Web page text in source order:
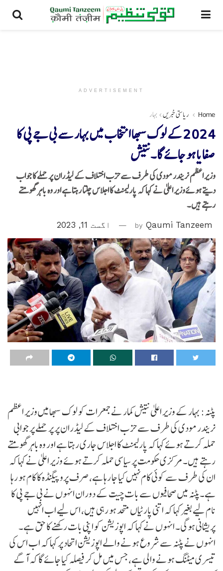
ADVERTISEMENT
Home ریاستی خبریں بہار
2024 کے لوک سبھا انتخاب میں بہار سے بی جے پی کا
صفایا ہو جائے گا۔نتیش
وزیر اعظم نریندر مودی کی طرف سے حزب اختلاف کے لیڈران پر حملے کا جواب
دیتے ہوئےوزیر اعلیٰ نے کہا کہ پارلیمنٹ کا اجلاس چلتا رہتا ہے اور وہ باہر گھومتے
رہتے ہیں۔
by Qaumi Tanzeem اگست 11, 2023
پٹنہ: بہار کے وزیر اعلیٰ نتیش کمار نے جمعرات کو لوک سبھا میں وزیر اعظم
نریندر مودی کی طرف سے حزب اختلاف کے لیڈران پر پر حملے پر جوابی
حملہ کرتے ہوئے کہا کہ پارلیمنٹ کا اجلاس جاری رہتا ہے اور وہ باہر گھومتے
رہتے ہیں۔ مرکزی حکومت پر سیاسی حملہ کرتے ہوئے وزیر اعلیٰ نے کہا کہ
ان کی طرف سے کوئی کام نہیں کیا جا رہا ہے، صرف پروپیگنڈہ کا کام ہو رہا
ہے۔پٹنہ میں صحافیوں سے بات چیت کے دوران انہوں نے بی جے پی کا
نام لیے بغیر کہا کہ اتنی پارٹیاں متحد ہو رہی ہیں، اس لیے اب انہیں
پریشانی ہوگی۔ انہوں نے کہا کہ اپوزیشن کو اپنی بات رکھنے کا حق ہے۔
انہوں نے پٹنہ سے شروع ہونے والے اپوزیشن اتحاد پر کہا کہ اب اس کی
تیسری میٹنگ ہونے والی ہے، جس میں مل کر فیصلہ کیا جائے گا کہ آگے